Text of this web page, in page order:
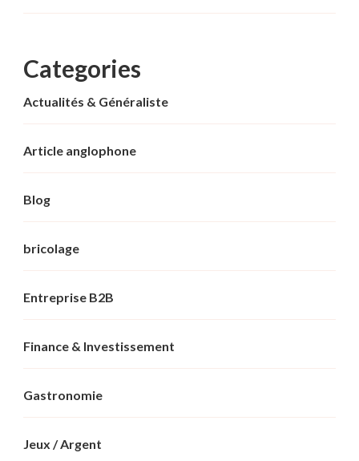
Categories
Actualités & Généraliste
Article anglophone
Blog
bricolage
Entreprise B2B
Finance & Investissement
Gastronomie
Jeux / Argent